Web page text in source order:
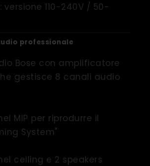
versione 110-240V / 50-
professionale
Bose con amplificatore
gestisce 8 canali audio
MIP per riprodurre il
System"
ceiling e 2 speakers